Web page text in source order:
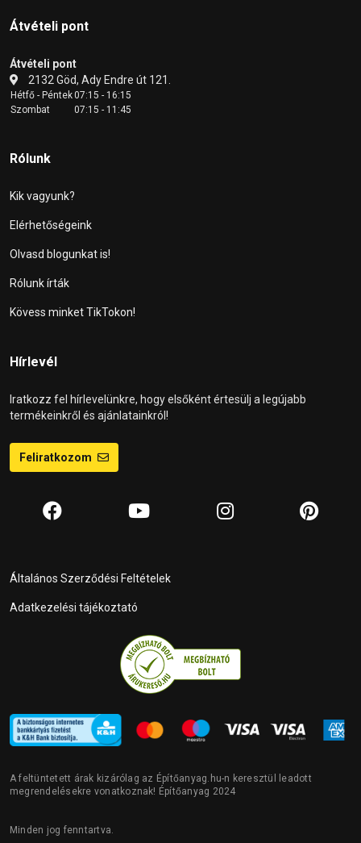
Átvételi pont
Átvételi pont
2132 Göd, Ady Endre út 121.
Hétfő - Péntek07:15 - 16:15
Szombat
07:15 - 11:45
Rólunk
Kik vagyunk?
Elérhetőségeink
Olvasd blogunkat is!
Rólunk írták
Kövess minket TikTokon!
Hírlevél
Iratkozz fel hírlevelünkre, hogy elsőként értesülj a legújabb
termékeinkről és ajánlatainkról!
Feliratkozom
Általános Szerződési Feltételek
Adatkezelési tájékoztató
A feltüntetett árak kizárólag az Építőanyag.hu-n keresztül leadott
megrendelésekre vonatkoznak! Építőanyag 2024
Minden jog fenntartva.